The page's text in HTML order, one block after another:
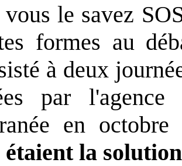
le savez
formes au
à deux
par
en
la solution